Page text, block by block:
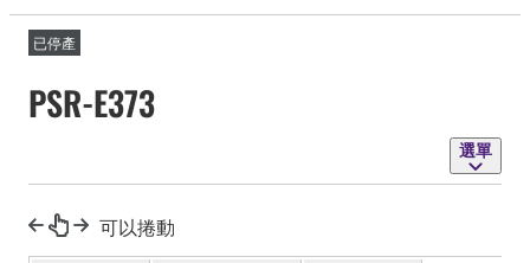
已停產
PSR-E373
選單
可以捲動